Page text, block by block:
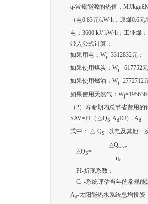
q-常规能源的热值，MJ/kg或
（电0.83元/kW·h，原煤0.6
电：3600 kJ/ kW·h；工业煤
带入公式计算：
如果用电：Wj=3312832元；
如果使用煤炭：Wj= 617752
如果使用燃油：Wj=2772712
如果使用天然气：Wj
（2）寿命期内总节省费用
SAV=PI（△QS-AdDJ）-A
式中： △ QS -以电及其他一
△QS=
△Qsave
ηc
PI-折现系数；
CC-系统评估当年的常规能
Ad-太阳能热水系统总增投资